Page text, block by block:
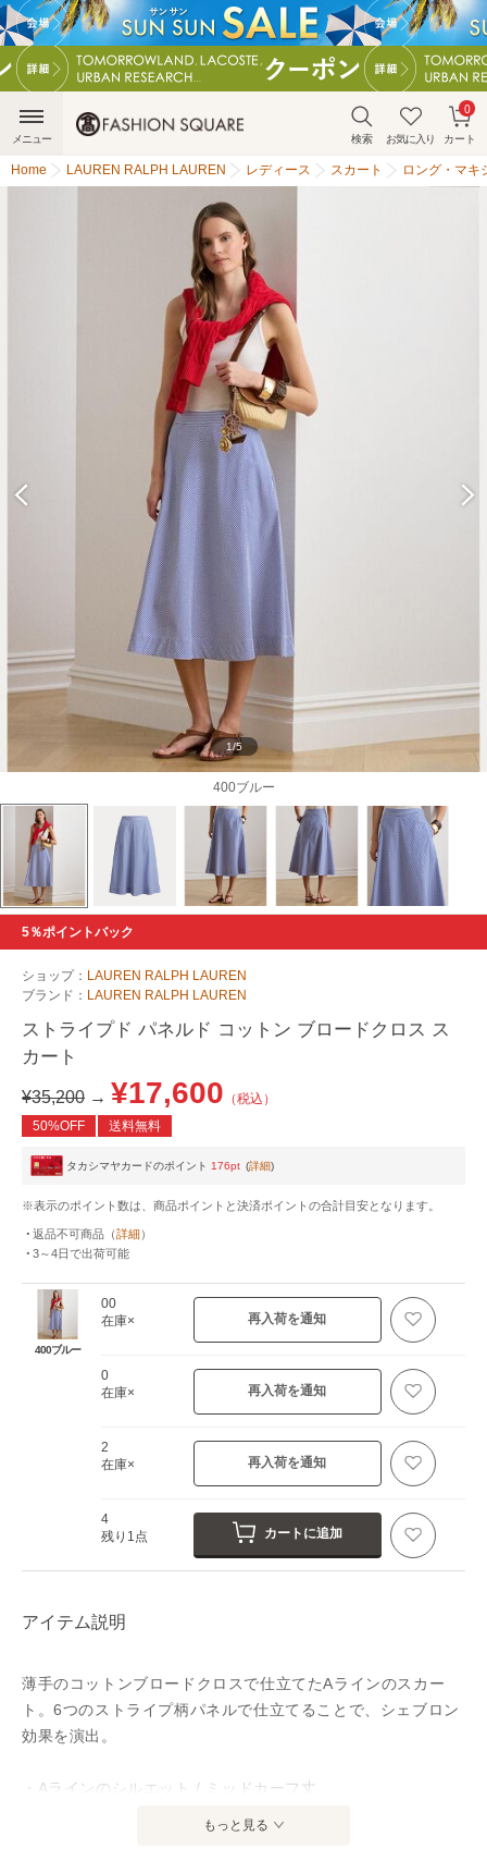
検索 お気に入り カート
0
メニュー
Home LAUREN RALPH LAUREN レディース スカート ロング・マキ
400ブルー
1/5
5％ポイントバック
ショップ： LAUREN RALPH LAUREN
ブランド： LAUREN RALPH LAUREN
ストライプド パネルド コットン ブロードクロス ス
カート
¥35,200 → ¥17,600 （税込）
50%OFF
送料無料
タカシマヤカードのポイント 176pt (詳細)
※表示のポイント数は、商品ポイントと決済ポイントの合計目安となります。
返品不可商品 （詳細）
3～4日で出荷可能
400ブルー
00
在庫×
再入荷を通知
0
在庫×
再入荷を通知
2
在庫×
再入荷を通知
4
残り1点
カートに追加
アイテム説明
薄手のコットンブロードクロスで仕立てたAラインのスカー
ト。6つのストライプ柄パネルで仕立てることで、シェブロン
効果を演出。
・Aラインのシルエット / ミッドカーフ丈
もっと見る